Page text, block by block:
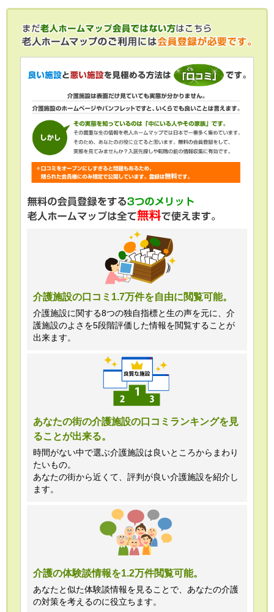
介護施設の口コミ1.7万件を自由に閲覧可能。
介護施設に関する8つの独自指標と生の声を元に、介
護施設のよさを5段階評価した情報を閲覧することが
出来ます。
あなたの街の介護施設の口コミランキングを見
ることが出来る。
時間がない中で選ぶ介護施設は良いところからまわり
たいもの。
あなたの街から近くて、評判が良い介護施設を紹介し
ます。
介護の体験談情報を1.2万件閲覧可能。
あなたと似た体験談情報を見ることで、あなたの介護
の対策を考えるのに役立ちます。